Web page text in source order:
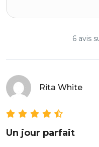
6 avis
Rita White
Un jour parfait